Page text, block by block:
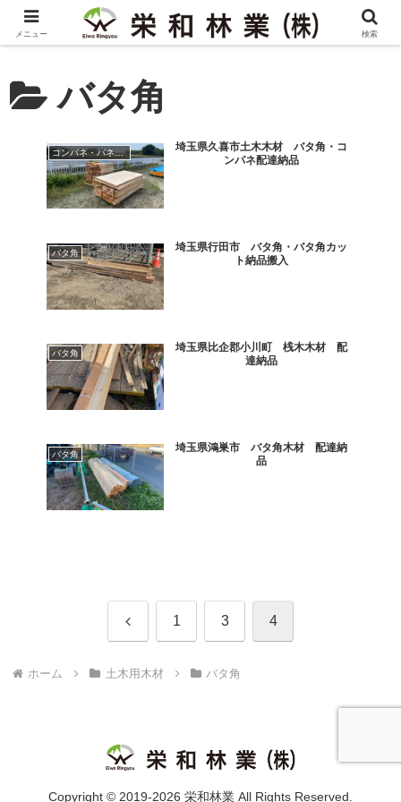
バタ角
コンパネ・パネコート
埼玉県久喜市土木木材 バタ角・コ
ンパネ配達納品
バタ角
埼玉県行田市 バタ角・バタ角カッ
ト納品搬入
バタ角
埼玉県比企郡小川町 桟木木材 配
達納品
バタ角
埼玉県鴻巣市 バタ角木材 配達納
品
前 1 3 4
ホーム 土木用木材 バタ角
Copyright © 2019-2026 栄和林業 All Rights Reserved.
メニュー 検索